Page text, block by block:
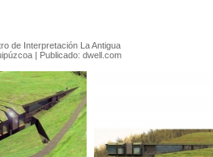
de Interpretación La Antigua
| Publicado: dwell.com